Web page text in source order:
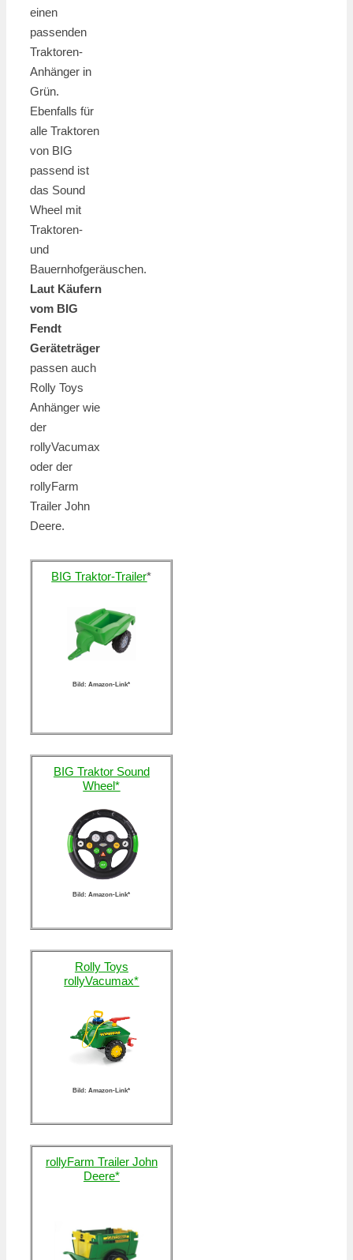
einen
passenden
Traktoren-
Anhänger in
Grün.
Ebenfalls für
alle Traktoren
von BIG
passend ist
das Sound
Wheel mit
Traktoren-
und
Bauernhofgeräuschen.
Laut Käufern
vom BIG
Fendt
Geräteträger
passen auch
Rolly Toys
Anhänger wie
der
rollyVacumax
oder der
rollyFarm
Trailer John
Deere.
BIG Traktor-Trailer*
Bild: Amazon-Link*
BIG Traktor Sound
Wheel*
Bild: Amazon-Link*
Rolly Toys
rollyVacumax*
Bild: Amazon-Link*
rollyFarm Trailer John
Deere*